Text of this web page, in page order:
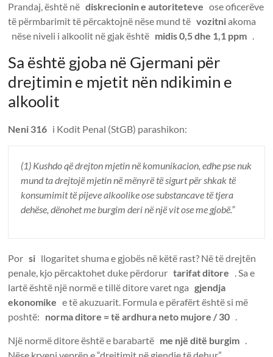
Prandaj, është nëdiskrecionin e autoriteteve ose oficerëve
të përmbarimit të përcaktojnë nëse mund tëvozitniakoma
nëse niveli i alkoolit në gjak është midis 0,5 dhe 1,1 ppm .
Sa është gjoba në Gjermani për
drejtimin e mjetit nën ndikimin e
alkoolit
Neni 316 i Kodit Penal (StGB) parashikon:
(1) Kushdo që drejton mjetin në komunikacion, edhe pse nuk
mund ta drejtojë mjetin në mënyrë të sigurt për shkak të
konsumimit të pijeve alkoolike ose substancave të tjera
dehëse, dënohet me burgim deri në një vit ose me gjobë.”
Porsi llogaritet shuma e gjobës në këtë rast? Në të drejtën
penale, kjo përcaktohet duke përdorurtarifat ditore . Sa e
lartë është një normë e tillë ditore varet ngagjendja
ekonomike e të akuzuarit. Formula e përafërt është si më
poshtë: norma ditore = të ardhura neto mujore / 30 .
Një normë ditore është e barabartë me një ditë burgim .